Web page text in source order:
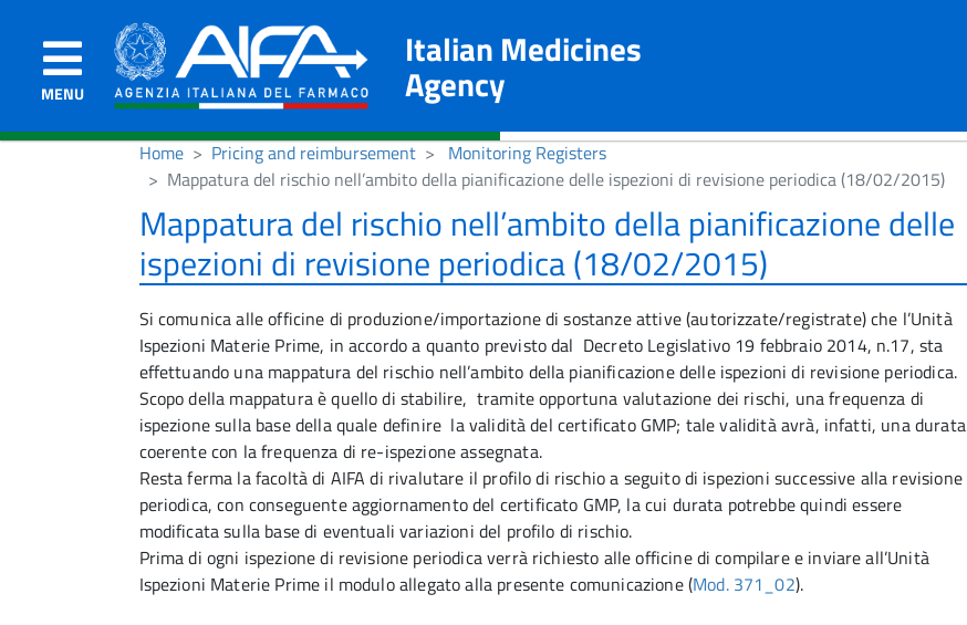
MENU
Italian Medicines
Agency
Home Pricing and reimbursement
Monitoring Registers
Mappatura del rischio nell’ambito della pianificazione delle ispezioni di revisione periodica (18/02/2015)
Mappatura del rischio nell’ambito della pianificazione delle
ispezioni di revisione periodica (18/02/2015)
Si comunica alle officine di produzione/importazione di sostanze attive (autorizzate/registrate) che l’Unità
Ispezioni Materie Prime, in accordo a quanto previsto dal Decreto Legislativo 19 febbraio 2014, n.17, sta
effettuando una mappatura del rischio nell’ambito della pianificazione delle ispezioni di revisione periodica.
Scopo della mappatura è quello di stabilire, tramite opportuna valutazione dei rischi, una frequenza di
ispezione sulla base della quale definire la validità del certificato GMP; tale validità avrà, infatti, una durata
coerente con la frequenza di re-ispezione assegnata.
Resta ferma la facoltà di AIFA di rivalutare il profilo di rischio a seguito di ispezioni successive alla revisione
periodica, con conseguente aggiornamento del certificato GMP, la cui durata potrebbe quindi essere
modificata sulla base di eventuali variazioni del profilo di rischio.
Prima di ogni ispezione di revisione periodica verrà richiesto alle officine di compilare e inviare all’Unità
Ispezioni Materie Prime il modulo allegato alla presente comunicazione (Mod. 371_02).